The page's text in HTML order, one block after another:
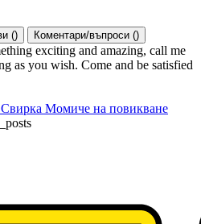
() Коментари/въпроси ()
exciting and amazing, call me
as you wish. Come and be satisfied
Свирка Момиче на повикване